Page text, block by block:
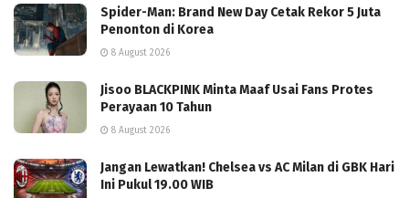
Spider-Man: Brand New Day Cetak Rekor 5 Juta
Penonton di Korea
8 August 2026
Jisoo BLACKPINK Minta Maaf Usai Fans Protes
Perayaan 10 Tahun
8 August 2026
Jangan Lewatkan! Chelsea vs AC Milan di GBK Hari
Ini Pukul 19.00 WIB